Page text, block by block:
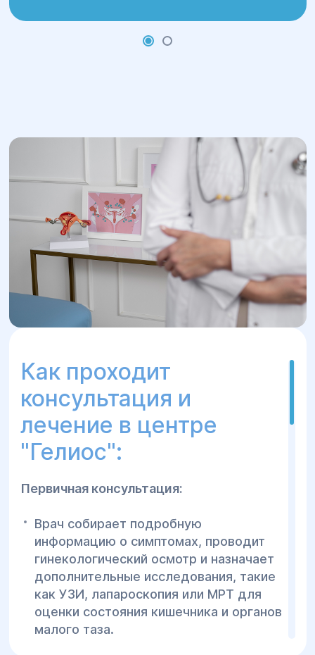
Как проходит
консультация и
лечение в центре
"Гелиос":
Первичная консультация:
Врач собирает подробную
информацию о симптомах, проводит
гинекологический осмотр и назначает
дополнительные исследования, такие
как УЗИ, лапароскопия или МРТ для
оценки состояния кишечника и органов
малого таза.